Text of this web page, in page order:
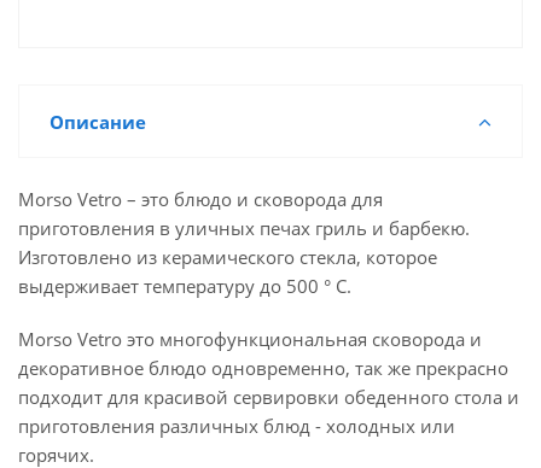
Описание
Morso Vetro – это блюдо и сковорода для
приготовления в уличных печах гриль и барбекю.
Изготовлено из керамического стекла, которое
выдерживает температуру до 500 ° C.
Morso Vetro это многофункциональная сковорода и
декоративное блюдо одновременно, так же прекрасно
подходит для красивой сервировки обеденного стола и
приготовления различных блюд - холодных или
горячих.